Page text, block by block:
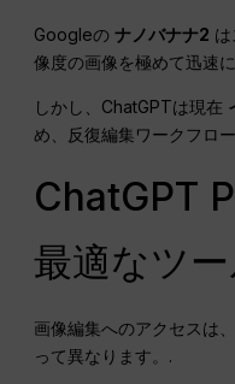
Googleのナノバナナ2
像度の画像を極めて迅速
しかし、ChatGPTは現在
め、反復編集ワークフロ
ChatGPT
最適なツ
画像編集へのアクセスは
って異なります。.